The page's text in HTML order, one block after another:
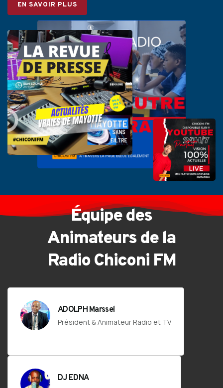
EN SAVOIR PLUS
Équipe des
Animateurs de la
Radio Chiconi FM
ADOLPH Marssel
Président & Animateur Radio et TV
DJ EDNA